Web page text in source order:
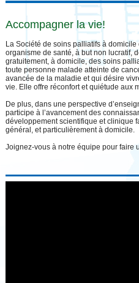
Accompagner la vie!
La Société de soins palliatifs à
organisme de santé, à but non lucratif,
gratuitement, à domicile, des soins
toute personne malade atteinte de
avancée de la maladie et qui désire
vie. Elle offre réconfort et quiétude aux
De plus, dans une perspective
participe à l’avancement des
développement scientifique et clinique
général, et particulièrement à domicile.
Joignez-vous à notre équipe pour faire